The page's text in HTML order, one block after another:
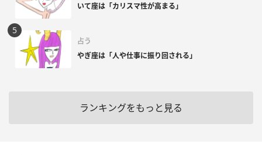
いて座は「カリスマ性が高まる」
占う
やぎ座は「人や仕事に振り回される」
ランキングをもっと見る